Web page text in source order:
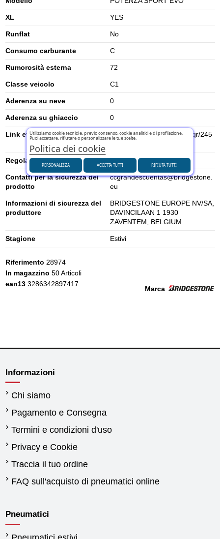
XL YES
Runflat No
Consumo carburante C
Rumorosità esterna 72
Classe veicolo C1
Aderenza su neve 0
Aderenza su ghiaccio 0
Link etichetta energetica UE
https://eprel.ec.europa.eu/qr/245
Regolamento UE (2020/740) 2020/740
Contatti per la sicurezza del
prodotto
ccgrandescuentas@bridgestone.
eu
Informazioni di sicurezza del
produttore
BRIDGESTONE EUROPE NV/SA,
DAVINCILAAN 1 1930
ZAVENTEM, BELGIUM
Stagione Estivi
Marca
Riferimento 28974
In magazzino 50 Articoli
ean13 3286342897417
Informazioni
Chi siamo
Pagamento e Consegna
Termini e condizioni d'uso
Privacy e Cookie
Traccia il tuo ordine
FAQ sull'acquisto di pneumatici online
Pneumatici
Utilizziamo cookie tecnici e, previo consenso, cookie analitici e di profilazione.
Puoi accettare, rifiutare o personalizzare le tue scelte.
Politica dei cookie
PERSONALIZZA RIFIUTA TUTTI
ACCETTA TUTTI